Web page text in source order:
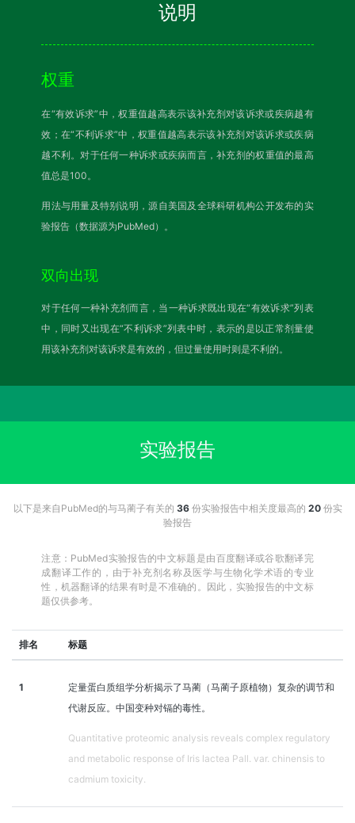
说明
权重
在“有效诉求”中，权重值越高表示该补充剂对该诉求或疾病越有
效；在“不利诉求”中，权重值越高表示该补充剂对该诉求或疾病
越不利。对于任何一种诉求或疾病而言，补充剂的权重值的最高
值总是100。
用法与用量及特别说明，源自美国及全球科研机构公开发布的实
验报告（数据源为PubMed）。
双向出现
对于任何一种补充剂而言，当一种诉求既出现在“有效诉求”列表
中，同时又出现在“不利诉求”列表中时，表示的是以正常剂量使
用该补充剂对该诉求是有效的，但过量使用时则是不利的。
实验报告
以下是来自PubMed的与马蔺子有关的 36份实验报告中相关度最高的 20份实
验报告
注意：PubMed实验报告的中文标题是由百度翻译或谷歌翻译完
成翻译工作的，由于补充剂名称及医学与生物化学术语的专业
性，机器翻译的结果有时是不准确的。因此，实验报告的中文标
题仅供参考。
排名 标题
1
定量蛋白质组学分析揭示了马蔺（马蔺子原植物）复杂的调节和
代谢反应。中国变种对镉的毒性。
Quantitative proteomic analysis reveals complex regulatory
and metabolic response of Iris lactea Pall. var. chinensis to
cadmium toxicity.